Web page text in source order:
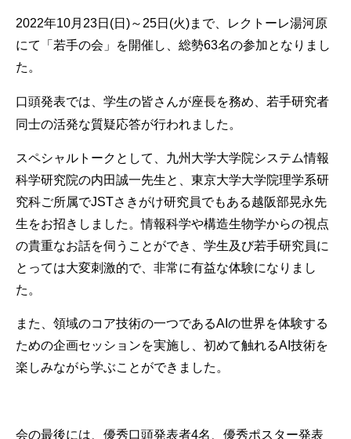
2022年10月23日(日)～25日(火)まで、レクトーレ湯河原
にて「若手の会」を開催し、総勢63名の参加となりまし
た。
口頭発表では、学生の皆さんが座長を務め、若手研究者
同士の活発な質疑応答が行われました。
スペシャルトークとして、九州大学大学院システム情報
科学研究院の内田誠一先生と、東京大学大学院理学系研
究科ご所属でJSTさきがけ研究員でもある越阪部晃永先
生をお招きしました。情報科学や構造生物学からの視点
の貴重なお話を伺うことができ、学生及び若手研究員に
とっては大変刺激的で、非常に有益な体験になりまし
た。
また、領域のコア技術の一つであるAIの世界を体験する
ための企画セッションを実施し、初めて触れるAI技術を
楽しみながら学ぶことができました。
会の最後には、優秀口頭発表者4名、優秀ポスター発表